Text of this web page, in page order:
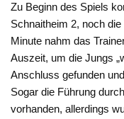
Zu Beginn des Spiels
Schnaitheim 2, noch
Minute nahm das
Auszeit, um die Jungs
Anschluss gefunden
Sogar die Führung
vorhanden, allerdings